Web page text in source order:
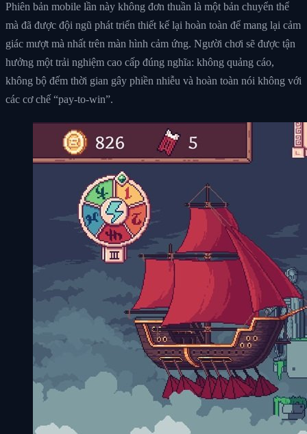
Phiên bản mobile lần này không đơn thuần là một bản chuyển thể
mà đã được đội ngũ phát triển thiết kế lại hoàn toàn để mang lại cảm
giác mượt mà nhất trên màn hình cảm ứng. Người chơi sẽ được tận
hưởng một trải nghiệm cao cấp đúng nghĩa: không quảng cáo,
không bộ đếm thời gian gây phiền nhiễu và hoàn toàn nói không với
các cơ chế “pay-to-win”.